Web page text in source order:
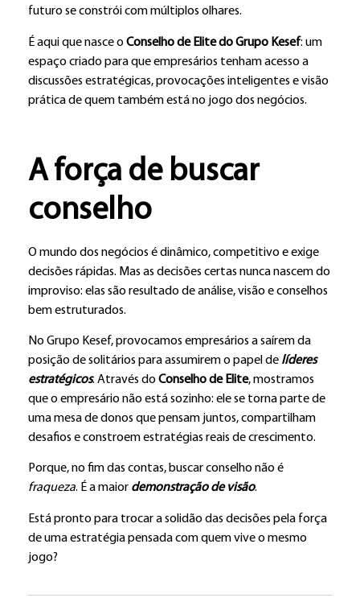
futuro se constrói com múltiplos olhares.
É aqui que nasce o Conselho de Elite do Grupo Kesef: um
espaço criado para que empresários tenham acesso a
discussões estratégicas, provocações inteligentes e visão
prática de quem também está no jogo dos negócios.
A força de buscar
conselho
O mundo dos negócios é dinâmico, competitivo e exige
decisões rápidas. Mas as decisões certas nunca nascem do
improviso: elas são resultado de análise, visão e conselhos
bem estruturados.
No Grupo Kesef, provocamos empresários a saírem da
posição de solitários para assumirem o papel de líderes
estratégicos. Através do Conselho de Elite, mostramos
que o empresário não está sozinho: ele se torna parte de
uma mesa de donos que pensam juntos, compartilham
desafios e constroem estratégias reais de crescimento.
Porque, no fim das contas, buscar conselho não é
fraqueza. É a maior demonstração de visão.
Está pronto para trocar a solidão das decisões pela força
de uma estratégia pensada com quem vive o mesmo
jogo?